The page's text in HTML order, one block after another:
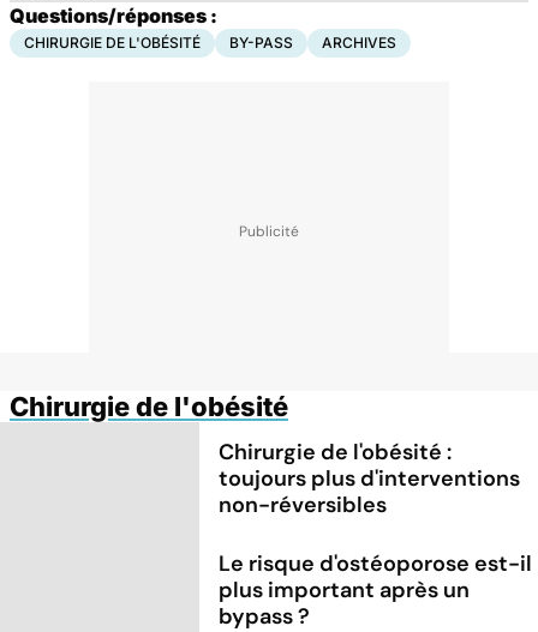
Questions/réponses :
CHIRURGIE DE L'OBÉSITÉ BY-PASS ARCHIVES
Chirurgie de l'obésité
Chirurgie de l'obésité :
toujours plus d'interventions
non-réversibles
Le risque d'ostéoporose est-il
plus important après un
bypass ?